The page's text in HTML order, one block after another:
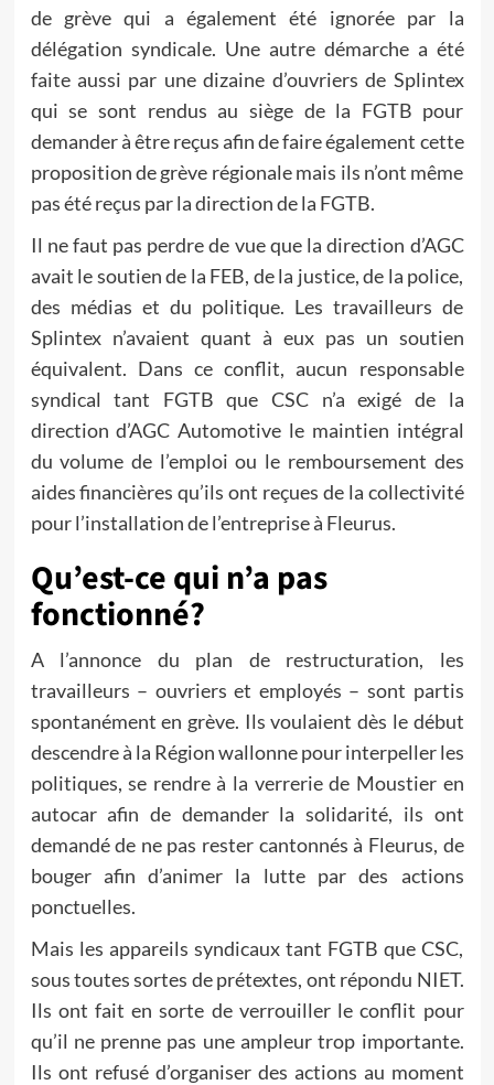
de grève qui a également été ignorée par la
délégation syndicale. Une autre démarche a été
faite aussi par une dizaine d’ouvriers de Splintex
qui se sont rendus au siège de la FGTB pour
demander à être reçus afin de faire également cette
proposition de grève régionale mais ils n’ont même
pas été reçus par la direction de la FGTB.
Il ne faut pas perdre de vue que la direction d’AGC
avait le soutien de la FEB, de la justice, de la police,
des médias et du politique. Les travailleurs de
Splintex n’avaient quant à eux pas un soutien
équivalent. Dans ce conflit, aucun responsable
syndical tant FGTB que CSC n’a exigé de la
direction d’AGC Automotive le maintien intégral
du volume de l’emploi ou le remboursement des
aides financières qu’ils ont reçues de la collectivité
pour l’installation de l’entreprise à Fleurus.
Qu’est-ce qui n’a pas
fonctionné?
A l’annonce du plan de restructuration, les
travailleurs – ouvriers et employés – sont partis
spontanément en grève. Ils voulaient dès le début
descendre à la Région wallonne pour interpeller les
politiques, se rendre à la verrerie de Moustier en
autocar afin de demander la solidarité, ils ont
demandé de ne pas rester cantonnés à Fleurus, de
bouger afin d’animer la lutte par des actions
ponctuelles.
Mais les appareils syndicaux tant FGTB que CSC,
sous toutes sortes de prétextes, ont répondu NIET.
Ils ont fait en sorte de verrouiller le conflit pour
qu’il ne prenne pas une ampleur trop importante.
Ils ont refusé d’organiser des actions au moment